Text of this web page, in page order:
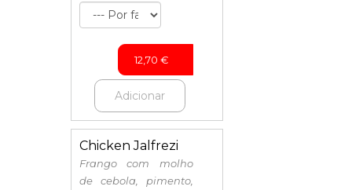
12,70 €
Adicionar
Chicken Jalfrezi
Frango com molho
de cebola, pimento,